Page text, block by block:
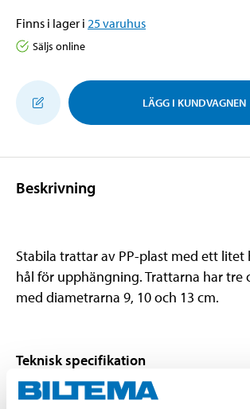
Finns i lager i 25varuhus
Säljs online
LÄGG I KUNDVAGNEN
Beskrivning
Stabila trattar av PP-plast med ett litet
hål för upphängning. Trattarna har tre
med diametrarna 9, 10 och 13 cm.
Teknisk specifikation